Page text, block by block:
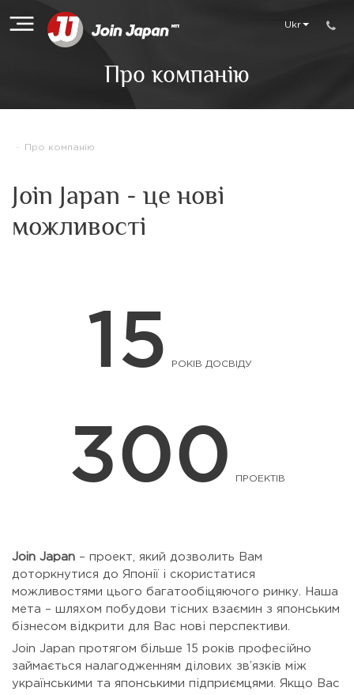
Ukr
Про компанію
- Про компанію
Join Japan - це нові
можливості
15 РОКІВ ДОСВІДУ
300 ПРОЕКТІВ
Join Japan – проект, який дозволить Вам
доторкнутися до Японії і скористатися
можливостями цього багатообіцяючого ринку. Наша
мета – шляхом побудови тісних взаємин з японським
бізнесом відкрити для Вас нові перспективи.
Join Japan протягом більше 15 років професійно
займається налагодженням ділових зв’язків між
українськими та японськими підприємцями. Якщо Вас